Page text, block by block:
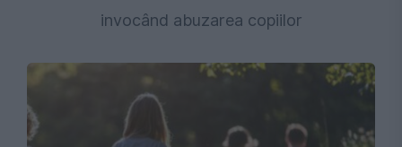
invocând abuzarea copiilor